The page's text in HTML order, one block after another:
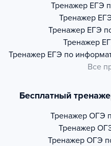
Тренажер ЕГЭ
Тренажер
Тренажер ЕГЭ
Тренажер
Тренажер ЕГЭ по
Все
Бесплатный
Тренажер ОГЭ
Тренажер
Тренажер ОГЭ